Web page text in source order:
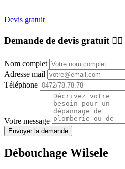
Devis gratuit
Demande de devis gratuit 👷‍♂️
Nom complet
Adresse mail
Téléphone
Votre message
Envoyer la demande
Débouchage Wilsele